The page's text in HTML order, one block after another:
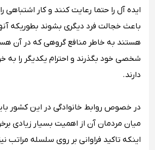
ایده آل را حتما رعایت کنند و کار اشتباهی
باعث خجالت فرد دیگری بشوند بطوریکه
هستند به خاطر منافع گروهی که در آن
شخصی خود بگذرند و احترام یکدیگر را به
دارند.
در خصوص روابط خانوادگی در این کشور
میان مردمان آن از اهمیت بسیار زیادی
اینکه تاکید فراوانی بر روی سلسله مراتب